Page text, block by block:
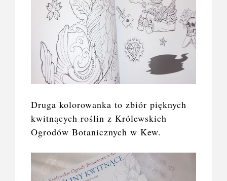
Druga kolorowanka to zbiór pięknych
kwitnących roślin z Królewskich
Ogrodów Botanicznych w Kew.